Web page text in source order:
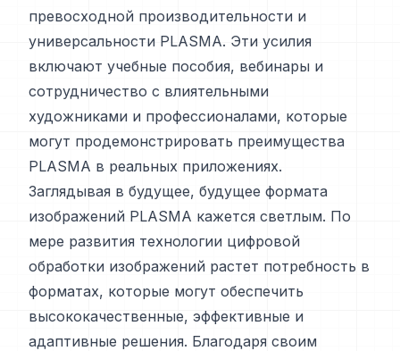
превосходной производительности и
универсальности PLASMA. Эти усилия
включают учебные пособия, вебинары и
сотрудничество с влиятельными
художниками и профессионалами, которые
могут продемонстрировать преимущества
PLASMA в реальных приложениях.
Заглядывая в будущее, будущее формата
изображений PLASMA кажется светлым. По
мере развития технологии цифровой
обработки изображений растет потребность в
форматах, которые могут обеспечить
высококачественные, эффективные и
адаптивные решения. Благодаря своим